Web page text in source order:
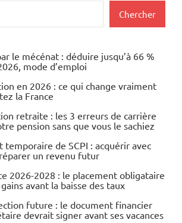
Chercher
le mécénat : déduire jusqu’à 66 %
mode d’emploi
en 2026 : ce qui change vraiment
la France
retraite : les 3 erreurs de carrière
pension sans que vous le sachiez
de SCPI : acquérir avec
un revenu futur
2026-2028 : le placement obligataire
avant la baisse des taux
future : le document financier
devrait signer avant ses vacances